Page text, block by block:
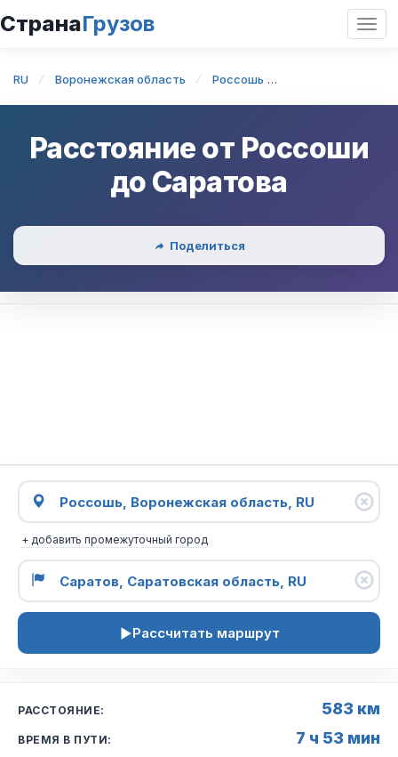
СтранаГрузов
RU Воронежская область Россошь
Расстояние от Россоши
до Саратова
Поделиться
+ добавить промежуточный город
Рассчитать маршрут
РАССТОЯНИЕ: 583 км
ВРЕМЯ В ПУТИ: 7 ч 53 мин